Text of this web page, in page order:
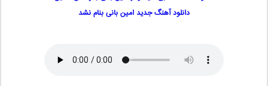
دانلود آهنگ جدید امین بانی بنام نشد